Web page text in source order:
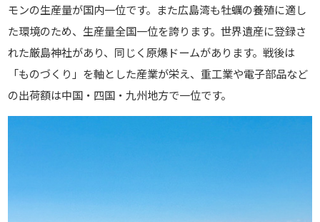
モンの生産量が国内一位です。また広島湾も牡蠣の養殖に適し
た環境のため、生産量全国一位を誇ります。世界遺産に登録さ
れた厳島神社があり、同じく原爆ドームがあります。戦後は
「ものづくり」を軸とした産業が栄え、重工業や電子部品など
の出荷額は中国・四国・九州地方で一位です。